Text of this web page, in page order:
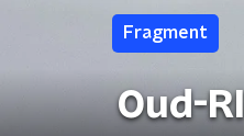
Fragment
Oud-